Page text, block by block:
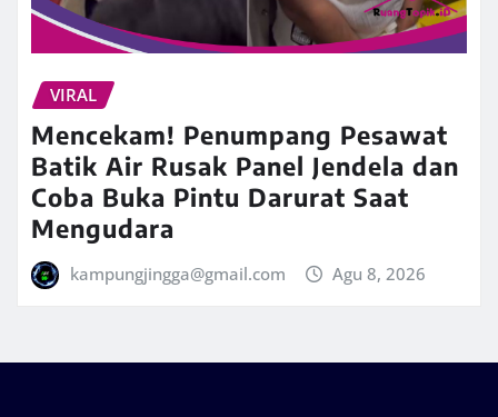
VIRAL
Mencekam! Penumpang Pesawat
Batik Air Rusak Panel Jendela dan
Coba Buka Pintu Darurat Saat
Mengudara
kampungjingga@gmail.com Agu 8, 2026